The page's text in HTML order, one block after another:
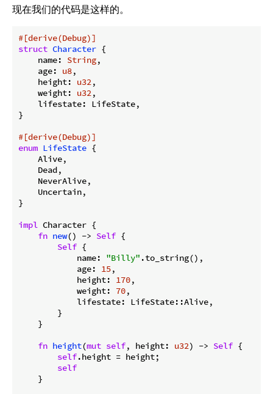
现在我们的代码是这样的。
#[derive(Debug)]
struct Character {
    name:
String,
    age:
u8,
    height:
u32,
    weight:
u32,
    lifestate: LifeState,
}
#[derive(Debug)]
enum LifeState {
    Alive,
    Dead,
    NeverAlive,
    Uncertain,
}
impl Character {
fn new() -> Self {
Self {
            name:
"Billy" .to_string(),
            age:
15,
            height:
170,
            weight:
70,
            lifestate: LifeState::Alive,
        }
    }
fn height(mut self, height: u32) -> Self {
self.height = height;
self
    }